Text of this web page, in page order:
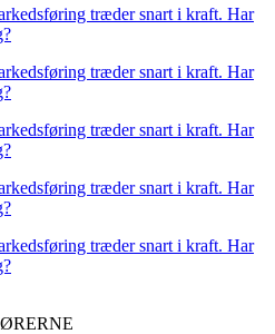
træder snart i kraft. Har
træder snart i kraft. Har
træder snart i kraft. Har
træder snart i kraft. Har
træder snart i kraft. Har